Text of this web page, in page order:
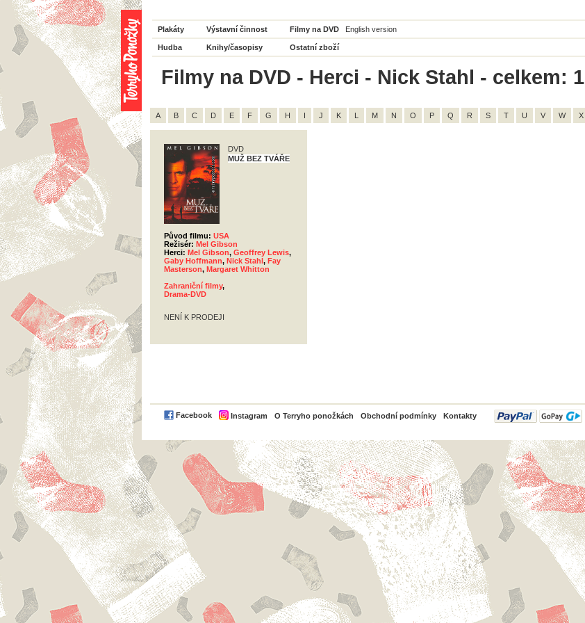
Plakáty Výstavní činnost Filmy na DVD English version
Hudba Knihy/časopisy Ostatní zboží
Filmy na DVD - Herci - Nick Stahl - celkem: 1
A B C D E F G H I J K L M N O P Q R S T U V W X
DVD
MUŽ BEZ TVÁŘE
Původ filmu: USA
Režisér: Mel Gibson
Herci: Mel Gibson, Geoffrey Lewis,
Gaby Hoffmann, Nick Stahl, Fay
Masterson, Margaret Whitton
Zahraniční filmy,
Drama-DVD
NENÍ K PRODEJI
Facebook Instagram O Terryho ponožkách Obchodní podmínky Kontakty
PayPal